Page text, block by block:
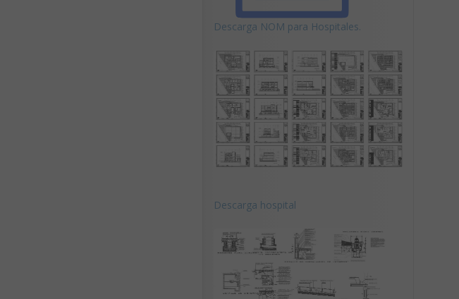
Descarga NOM para Hospitales.
Descarga hospital